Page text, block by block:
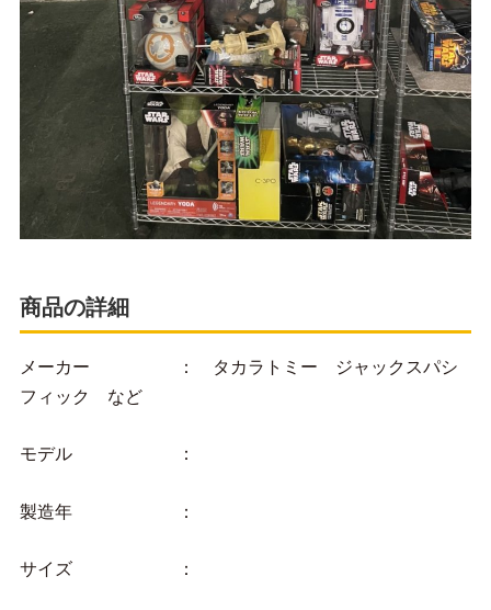
商品の詳細
メーカー ： タカラトミー ジャックスパシ
フィック など
モデル ：
製造年 ：
サイズ ：